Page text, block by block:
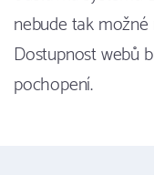
nebude tak
Dostupnost webů
pochopení.